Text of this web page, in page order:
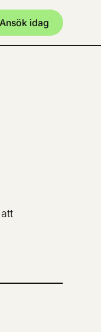
Ansök idag